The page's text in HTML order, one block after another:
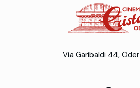
Via Garibaldi 44,